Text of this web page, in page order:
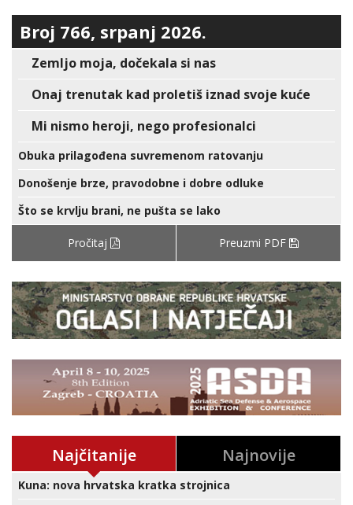
Broj 766, srpanj 2026.
Zemljo moja, dočekala si nas
Onaj trenutak kad proletiš iznad svoje kuće
Mi nismo heroji, nego profesionalci
Obuka prilagođena suvremenom ratovanju
Donošenje brze, pravodobne i dobre odluke
Što se krvlju brani, ne pušta se lako
Pročitaj Preuzmi PDF
Najčitanije Najnovije
Kuna: nova hrvatska kratka strojnica